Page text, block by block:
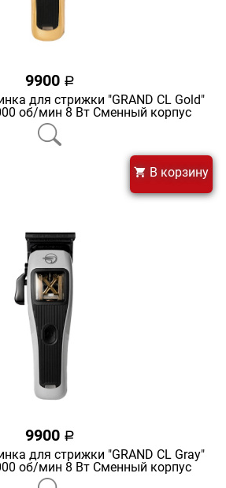
9900 a
для стрижки "GRAND CL Gold"
об/мин 8 Вт Сменный корпус
В корзину
9900 a
для стрижки "GRAND CL Gray"
об/мин 8 Вт Сменный корпус